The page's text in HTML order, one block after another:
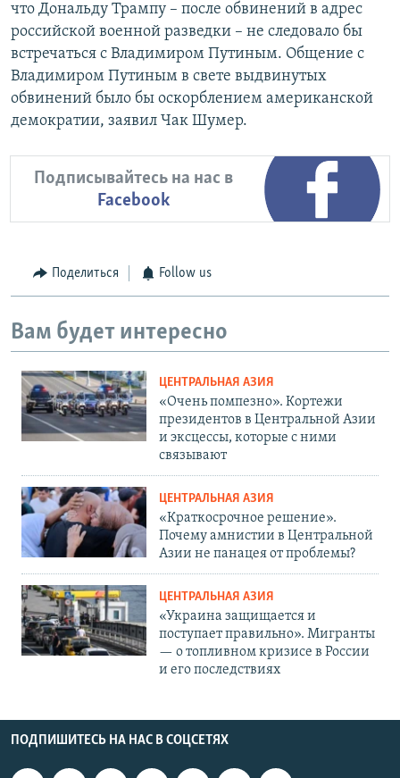
что Дональду Трампу – после обвинений в адрес
российской военной разведки – не следовало бы
встречаться с Владимиром Путиным. Общение с
Владимиром Путиным в свете выдвинутых
обвинений было бы оскорблением американской
демократии, заявил Чак Шумер.
Подписывайтесь на нас в
Facebook
Поделиться Follow us
Вам будет интересно
ЦЕНТРАЛЬНАЯ АЗИЯ
«Очень помпезно». Кортежи
президентов в Центральной Азии
и эксцессы, которые с ними
связывают
ЦЕНТРАЛЬНАЯ АЗИЯ
«Краткосрочное решение».
Почему амнистии в Центральной
Азии не панацея от проблемы?
ЦЕНТРАЛЬНАЯ АЗИЯ
«Украина защищается и
поступает правильно». Мигранты
— о топливном кризисе в России
и его последствиях
ПОДПИШИТЕСЬ НА НАС В СОЦСЕТЯХ